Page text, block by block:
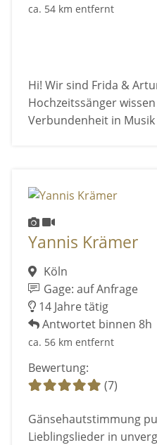
ca. 54 km entfernt
Hi! Wir sind Frida &
Hochzeitssänger
Verbundenheit in
Yannis Krämer
Köln
Gage: auf Anfrage
14 Jahre tätig
Antwortet binnen 8h
ca. 56 km entfernt
Bewertung:
(7)
Gänsehautstimmung
Lieblingslieder in